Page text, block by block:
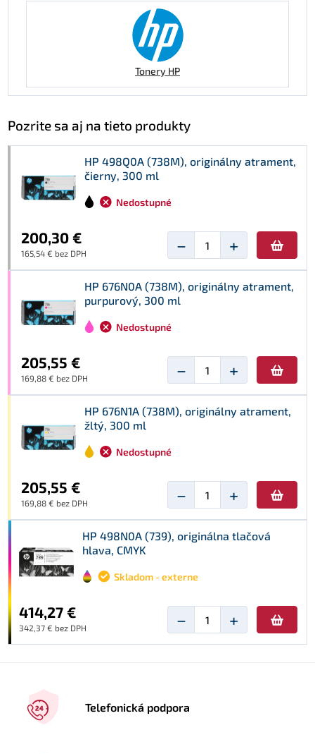
Tonery HP
Pozrite sa aj na tieto produkty
HP 498Q0A (738M), originálny atrament,
čierny, 300 ml
Nedostupné
200,30 €
165,54 € bez DPH − +
HP 676N0A (738M), originálny atrament,
purpurový, 300 ml
Nedostupné
205,55 €
169,88 € bez DPH − +
HP 676N1A (738M), originálny atrament,
žltý, 300 ml
Nedostupné
205,55 €
169,88 € bez DPH − +
HP 498N0A (739), originálna tlačová
hlava, CMYK
Skladom - externe
414,27 €
342,37 € bez DPH − +
Telefonická podpora